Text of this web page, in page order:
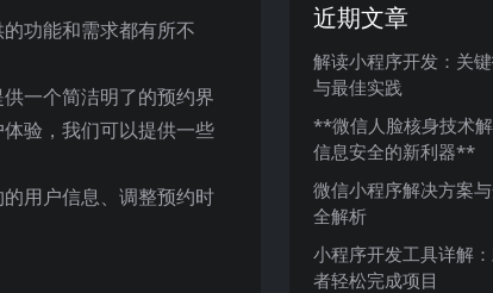
功能和需求都有所不
一个简洁明了的预约界
验，我们可以提供一些
用户信息、调整预约时
近期文章
解读小程序开发：关
与最佳实践
**微信人脸核身技术
信息安全的新利器**
微信小程序解决方案
全解析
小程序开发工具详解
者轻松完成项目